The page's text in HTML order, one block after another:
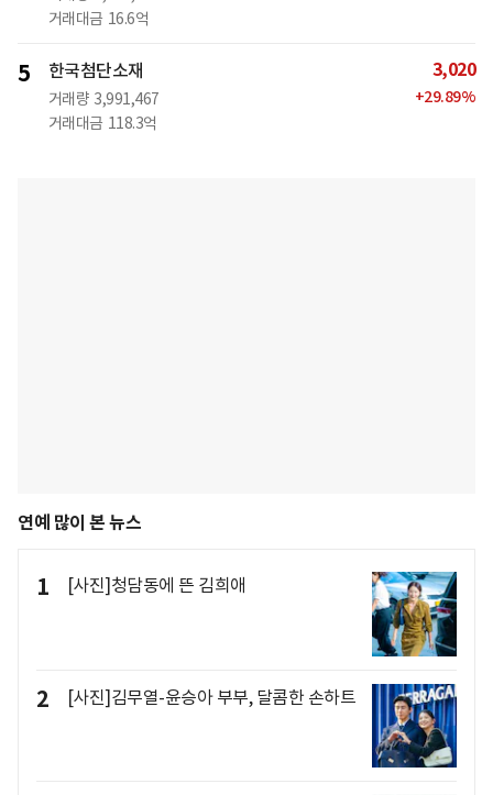
거래대금 16.6억
5 한국첨단소재
거래량 3,991,467
거래대금 118.3억
3,020
+29.89%
연예 많이 본 뉴스
1 [사진]청담동에 뜬 김희애
2 [사진]김무열-윤승아 부부, 달콤한 손하트